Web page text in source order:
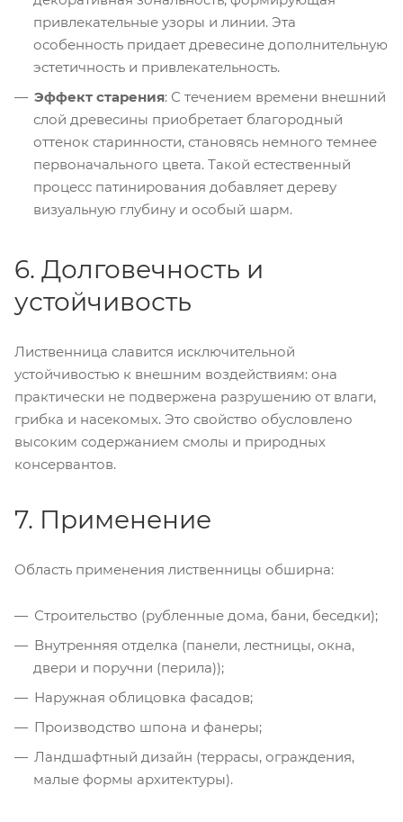
привлекательные узоры и линии. Эта
особенность придает древесине дополнительную
эстетичность и привлекательность.
Эффект старения: С течением времени внешний
слой древесины приобретает благородный
оттенок старинности, становясь немного темнее
первоначального цвета. Такой естественный
процесс патинирования добавляет дереву
визуальную глубину и особый шарм.
6. Долговечность и
устойчивость
Лиственница славится исключительной
устойчивостью к внешним воздействиям: она
практически не подвержена разрушению от влаги,
грибка и насекомых. Это свойство обусловлено
высоким содержанием смолы и природных
консервантов.
7. Применение
Область применения лиственницы обширна:
Строительство (рубленные дома, бани, беседки);
Внутренняя отделка (панели, лестницы, окна,
двери и поручни (перила));
Наружная облицовка фасадов;
Производство шпона и фанеры;
Ландшафтный дизайн (террасы, ограждения,
малые формы архитектуры).